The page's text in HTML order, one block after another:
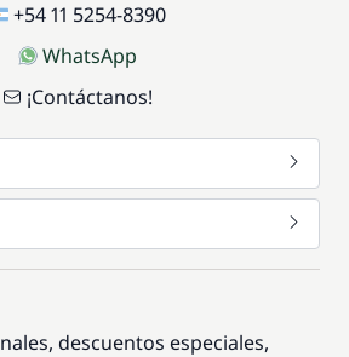
+54 11 5254-8390
WhatsApp
¡Contáctanos!
descuentos especiales,